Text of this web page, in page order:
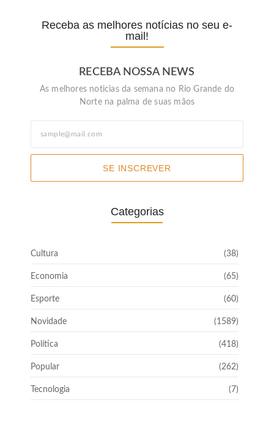
Receba as melhores notícias no seu e-
mail!
RECEBA NOSSA NEWS
As melhores noticias da semana no Rio Grande do
Norte na palma de suas mãos
SE INSCREVER
Categorias
Cultura (38)
Economia (65)
Esporte (60)
Novidade (1589)
Política (418)
Popular (262)
Tecnologia (7)